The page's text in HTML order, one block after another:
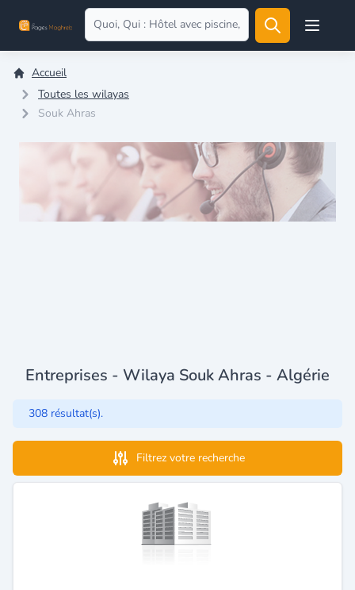
Open
Accueil
Toutes les wilayas
Souk Ahras
Entreprises - Wilaya Souk Ahras - Algérie
308 résultat(s).
Filtrez votre recherche